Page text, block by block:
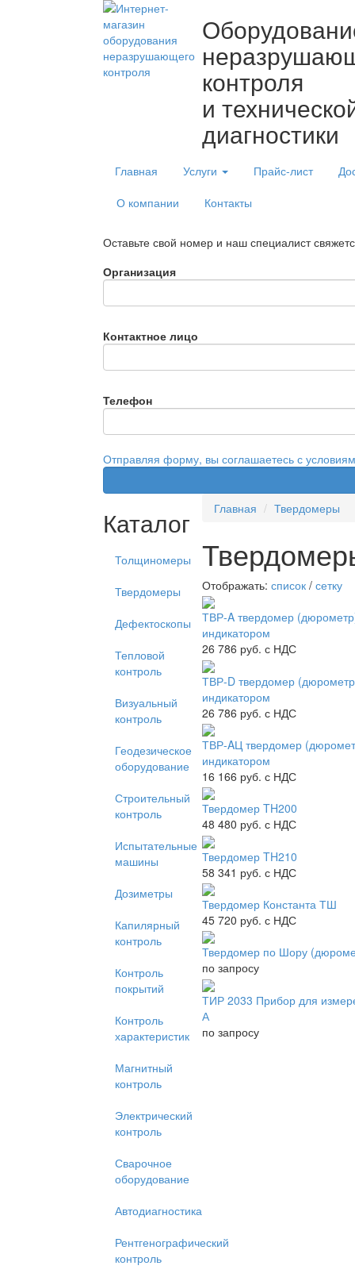
контроля
и
диагностики
Главная Услуги Прайс-лист
О компании
Контакты
Оставьте свой номер и наш специалист
Организация
Контактное лицо
Телефон
Отправляя форму, вы соглашаетесь с
Каталог
Толщиномеры
Твердомеры
Дефектоскопы
Тепловой
контроль
Визуальный
контроль
Геодезическое
оборудование
Строительный
контроль
Испытательные
машины
Дозиметры
Капилярный
контроль
Контроль
покрытий
Контроль
характеристик
Магнитный
контроль
Электрический
контроль
Сварочное
оборудование
Автодиагностика
Рентгенографический
контроль
Главная Твердомеры
Отображать: список / сетку
ТВР-A твердомер
индикатором
26 786 руб. с НДС
ТВР-D твердомер
индикатором
26 786 руб. с НДС
ТВР-AЦ твердомер
индикатором
16 166 руб. с НДС
Твердомер TH200
48 480 руб. с НДС
Твердомер TH210
58 341 руб. с НДС
Твердомер Константа ТШ
45 720 руб. с НДС
Твердомер по Шору
по запросу
ТИР 2033 Прибор для
А
по запросу